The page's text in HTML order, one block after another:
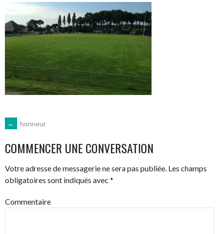
POST
NAVIGATION
← honneur
COMMENCER UNE CONVERSATION
Votre adresse de messagerie ne sera pas publiée. Les champs
obligatoires sont indiqués avec *
Commentaire